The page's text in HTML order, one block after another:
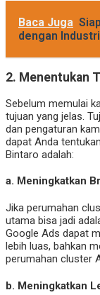
Baca Juga
dengan
2. Menentukan
Sebelum memulai
tujuan yang jelas.
dan pengaturan
dapat Anda
Bintaro adalah:
a. Meningkatkan
Jika perumahan
utama bisa jadi
Google Ads dapat
lebih luas, bahkan
perumahan cluster
b. Meningkatkan